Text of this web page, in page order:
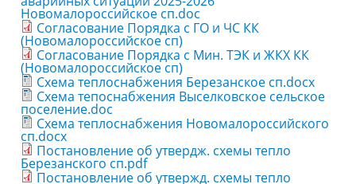
Новомалороссийское сп.doc
Согласование Порядка с ГО и ЧС КК
(Новомалороссийское сп)
Согласование Порядка с Мин. ТЭК и ЖКХ КК
(Новомалороссийское сп)
Схема теплоснабжения Березанское сп.docx
Схема тепоснабжения Выселковское сельское
поселение.doc
Схема теплоснабжения Новомалороссийского
сп.docx
Постановление об утвердж. схемы тепло
Березанского сп.pdf
Постановление об утвержд. схемы тепло